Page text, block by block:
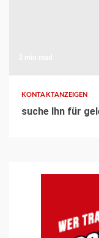
KONTAKTANZEIGEN
suche Ihn für